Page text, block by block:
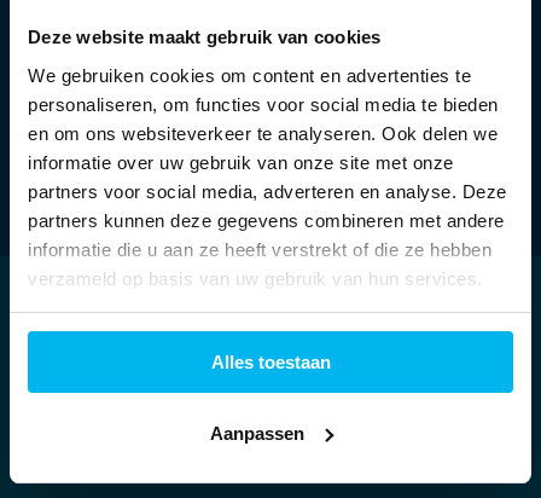
Deze website maakt gebruik van cookies
We gebruiken cookies om content en advertenties te
personaliseren, om functies voor social media te bieden
en om ons websiteverkeer te analyseren. Ook delen we
informatie over uw gebruik van onze site met onze
partners voor social media, adverteren en analyse. Deze
partners kunnen deze gegevens combineren met andere
informatie die u aan ze heeft verstrekt of die ze hebben
verzameld op basis van uw gebruik van hun services.
Alles toestaan
Aanpassen